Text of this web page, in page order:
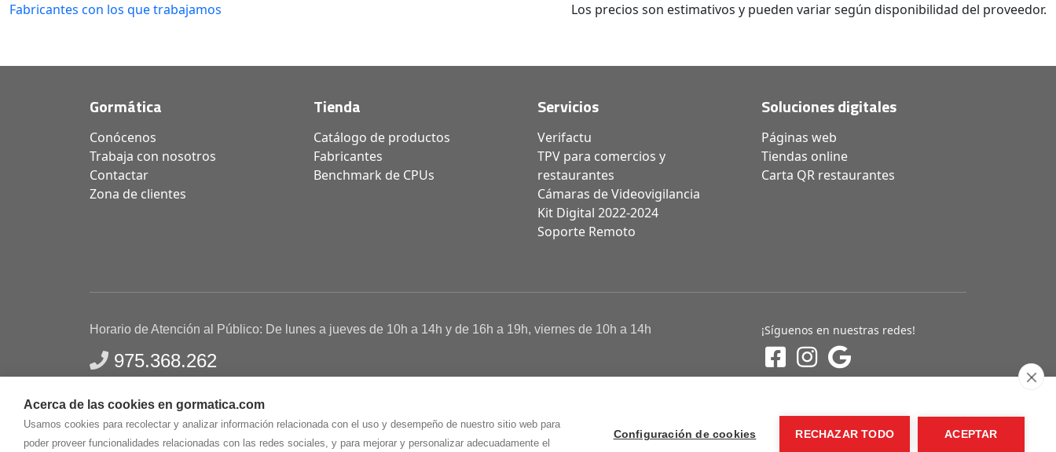
Acerca de las cookies en gormatica.com
Usamos cookies para recolectar y analizar información relacionada con el uso y desempeño de nuestro sitio web para
poder proveer funcionalidades relacionadas con las redes sociales, y para mejorar y personalizar adecuadamente el
Configuración de cookies RECHAZAR TODO ACEPTAR
Fabricantes con los que trabajamos Los precios son estimativos y pueden variar según disponibilidad del proveedor.
Gormática
Conócenos
Trabaja con nosotros
Contactar
Zona de clientes
Tienda
Catálogo de productos
Fabricantes
Benchmark de CPUs
Servicios
Verifactu
TPV para comercios y
restaurantes
Cámaras de Videovigilancia
Kit Digital 2022-2024
Soporte Remoto
Soluciones digitales
Páginas web
Tiendas online
Carta QR restaurantes
Horario de Atención al Público: De lunes a jueves de 10h a 14h y de 16h a 19h, viernes de 10h a 14h
975.368.262
Gormaz Informática S.L.C/ Soria, 2 - El Burgo de Osma (Soria)
¡Síguenos en nuestras redes!